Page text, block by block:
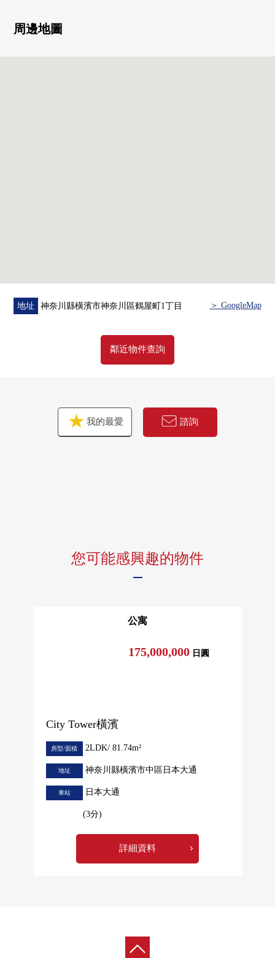
(共用設施)
▼周邊環境
・文化堂shiaru橫濱Annex店步行1分鐘(約80m)
■在找想要的家方面給予幫助的━━━━━・・・
周邊地圖
地址 神奈川縣橫濱市神奈川區鶴屋町1丁目 ＞ GoogleMap
鄰近物件查詢
我的最愛 諮詢
您可能感興趣的物件
公寓
City Tower橫濱
175,000,000 日圓
房型/面積 2LDK/ 81.74m²
地址 神奈川縣橫濱市中區日本大通
車站 日本大通
(3分)
詳細資料